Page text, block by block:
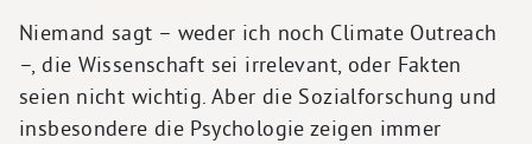
Niemand sagt – weder ich noch Climate Outreach
–, die Wissenschaft sei irrelevant, oder Fakten
seien nicht wichtig. Aber die Sozialforschung und
insbesondere die Psychologie zeigen immer